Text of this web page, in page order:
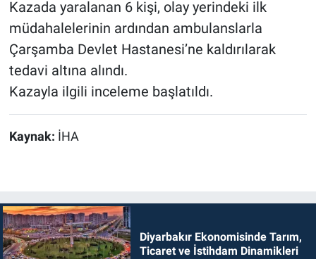
Kazada yaralanan 6 kişi, olay yerindeki ilk
müdahalelerinin ardından ambulanslarla
Çarşamba Devlet Hastanesi’ne kaldırılarak
tedavi altına alındı.
Kazayla ilgili inceleme başlatıldı.
Kaynak: İHA
Diyarbakır Ekonomisinde Tarım,
Ticaret ve İstihdam Dinamikleri